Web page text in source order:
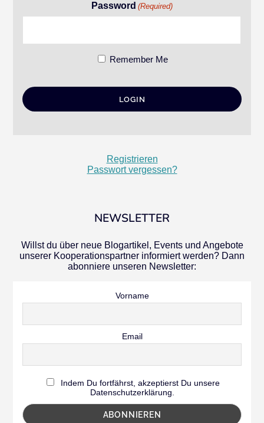
Password (Required)
Remember Me
Registrieren
Passwort vergessen?
NEWSLETTER
Willst du über neue Blogartikel, Events und Angebote
unserer Kooperationspartner informiert werden? Dann
abonniere unseren Newsletter:
Vorname
Email
Indem Du fortfährst, akzeptierst Du unsere
Datenschutzerklärung.